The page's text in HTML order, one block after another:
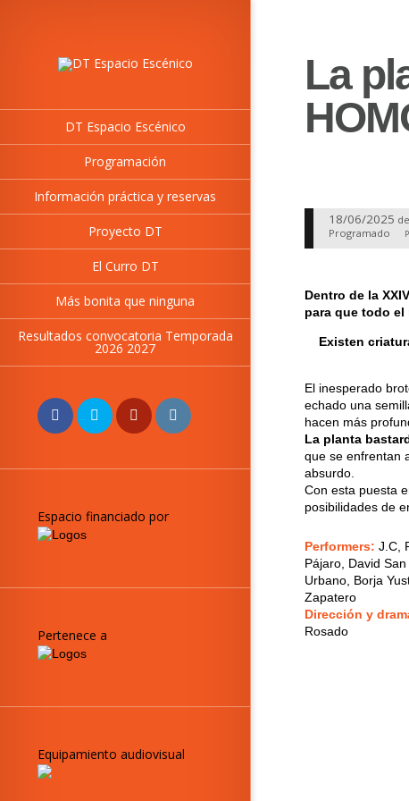
DT Espacio Escénico
Programación
Información práctica y reservas
Proyecto DT
El Curro DT
Más bonita que ninguna
Resultados convocatoria Temporada
2026 2027
Espacio financiado por
Pertenece a
Equipamiento audiovisual
La
18/06/2025
Programado
Dentro de la
para que todo el
Existen
El inesperado
echado una
hacen más
La planta
que se enfrentan
absurdo.
Con esta puesta
posibilidades de
Performers: J.C,
Pájaro, David
Urbano, Borja
Zapatero
Dirección y
Rosado